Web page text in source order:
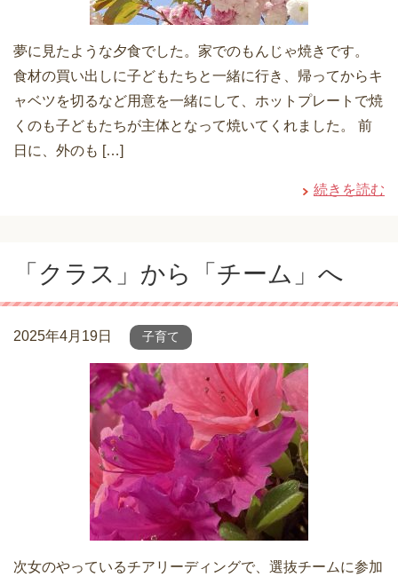
夢に見たような夕食でした。家でのもんじゃ焼きです。
食材の買い出しに子どもたちと一緒に行き、帰ってからキ
ャベツを切るなど用意を一緒にして、ホットプレートで焼
くのも子どもたちが主体となって焼いてくれました。 前
日に、外のも […]
続きを読む
「クラス」から「チーム」へ
2025年4月19日 子育て
次女のやっているチアリーディングで、選抜チームに参加